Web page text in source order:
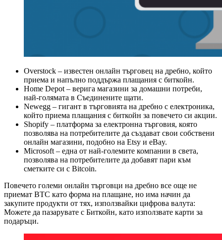
Overstock – известен онлайн търговец на дребно, който
приема и напълно поддържа плащания с биткойн.
Home Depot – верига магазини за домашни потреби,
най-голямата в Съединените щати.
Newegg – гигант в търговията на дребно с електроника,
който приема плащания с биткойн за повечето си акции.
Shopify – платформа за електронна търговия, която
позволява на потребителите да създават свои собствени
онлайн магазини, подобно на Etsy и eBay.
Microsoft – една от най-големите компании в света,
позволява на потребителите да добавят пари към
сметките си с Bitcoin.
Повечето големи онлайн търговци на дребно все още не
приемат BTC като форма на плащане, но има начин да
закупите продукти от тях, използвайки цифрова валута:
Можете да пазарувате с Биткойн, като използвате карти за
подаръци.